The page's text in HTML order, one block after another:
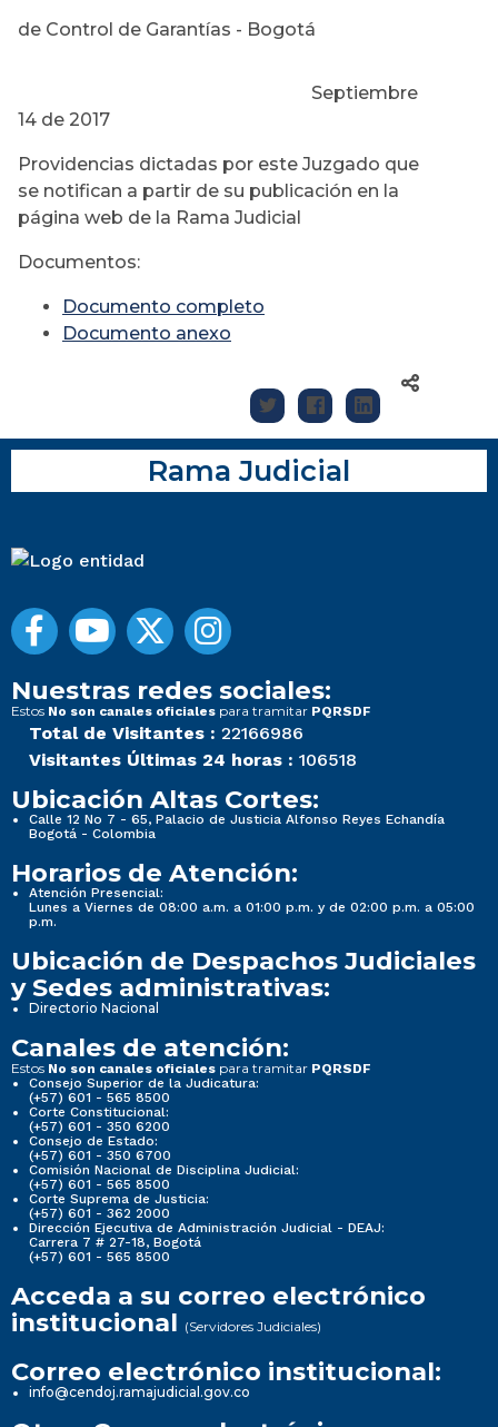
de Control de Garantías - Bogotá
Septiembre
14 de 2017
Providencias dictadas por este Juzgado que
se notifican a partir de su publicación en la
página web de la Rama Judicial
Documentos:
Documento completo
Documento anexo
Rama Judicial
Nuestras redes sociales:
Estos No son canales oficiales para tramitar PQRSDF
Total de Visitantes : 22166986
Visitantes Últimas 24 horas : 106518
Ubicación Altas Cortes:
Calle 12 No 7 - 65, Palacio de Justicia Alfonso Reyes Echandía
Bogotá - Colombia
Horarios de Atención:
Atención Presencial:
Lunes a Viernes de 08:00 a.m. a 01:00 p.m. y de 02:00 p.m. a 05:00
p.m.
Ubicación de Despachos Judiciales
y Sedes administrativas:
Directorio Nacional
Canales de atención:
Estos No son canales oficiales para tramitar PQRSDF
Consejo Superior de la Judicatura:
(+57) 601 - 565 8500
Corte Constitucional:
(+57) 601 - 350 6200
Consejo de Estado:
(+57) 601 - 350 6700
Comisión Nacional de Disciplina Judicial:
(+57) 601 - 565 8500
Corte Suprema de Justicia:
(+57) 601 - 362 2000
Dirección Ejecutiva de Administración Judicial - DEAJ:
Carrera 7 # 27-18, Bogotá
(+57) 601 - 565 8500
Acceda a su correo electrónico
institucional (Servidores Judiciales)
Correo electrónico institucional:
info@cendoj.ramajudicial.gov.co